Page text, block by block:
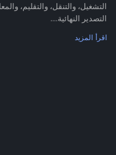
التشغيل، والتنقل، والتقليم،
التصدير النهائية....
اقرأ المزيد